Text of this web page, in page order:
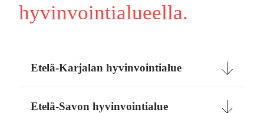
hyvinvointialueella.
Etelä-Karjalan hyvinvointialue
Etelä-Savon hyvinvointialue